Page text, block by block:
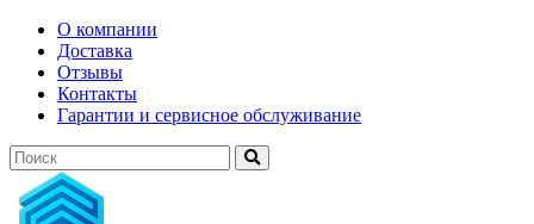
О компании
Доставка
Отзывы
Контакты
Гарантии и сервисное обслуживание